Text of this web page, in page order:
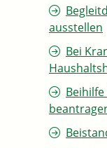
ausstellen
Bei